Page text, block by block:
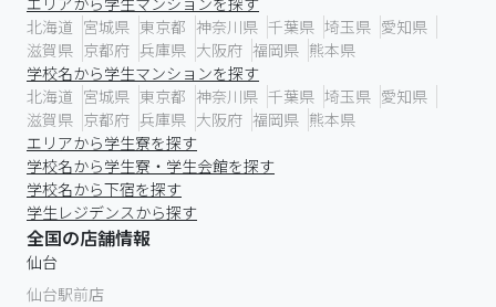
北海道 宮城県 東京都 神奈川県 千葉県 埼玉県 愛知県
滋賀県 京都府 兵庫県 大阪府 福岡県 熊本県
学校名から学生マンションを探す
北海道 宮城県 東京都 神奈川県 千葉県 埼玉県 愛知県
滋賀県 京都府 兵庫県 大阪府 福岡県 熊本県
エリアから学生寮を探す
学校名から学生寮・学生会館を探す
学校名から下宿を探す
学生レジデンスから探す
全国の店舗情報
仙台
仙台駅前店